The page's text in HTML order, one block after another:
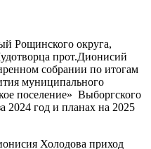
Рощинского округа,
прот.Дионисий
собрании по итогам
муниципального
поселение» Выборгского
2024 год и планах на 2025
Холодова приход